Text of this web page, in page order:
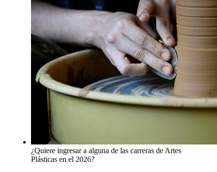
¿Quiere ingresar a alguna de las carreras de Artes
Plásticas en el 2026?